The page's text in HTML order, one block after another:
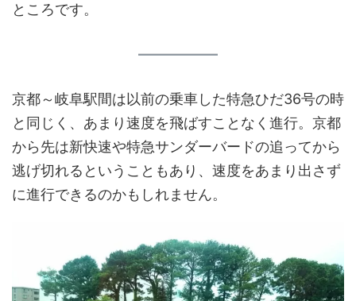
ところです。
京都～岐阜駅間は以前の乗車した特急ひだ36号の時
と同じく、あまり速度を飛ばすことなく進行。京都
から先は新快速や特急サンダーバードの追ってから
逃げ切れるということもあり、速度をあまり出さず
に進行できるのかもしれません。